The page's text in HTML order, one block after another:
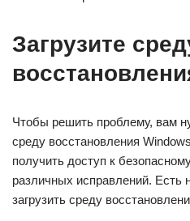
Загрузите
Чтобы решить проблему, вам
среду восстановления
получить доступ к
различных исправлений. Есть
загрузить среду